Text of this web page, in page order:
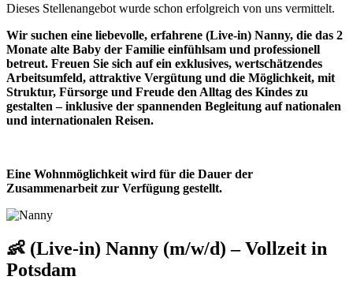
Dieses Stellenangebot wurde schon erfolgreich von uns vermittelt.
Wir suchen eine liebevolle, erfahrene (Live-in) Nanny, die das 2
Monate alte Baby der Familie einfühlsam und professionell
betreut. Freuen Sie sich auf ein exklusives, wertschätzendes
Arbeitsumfeld, attraktive Vergütung und die Möglichkeit, mit
Struktur, Fürsorge und Freude den Alltag des Kindes zu
gestalten – inklusive der spannenden Begleitung auf nationalen
und internationalen Reisen.
Eine Wohnmöglichkeit wird für die Dauer der
Zusammenarbeit zur Verfügung gestellt.
👶 (Live-in) Nanny (m/w/d) – Vollzeit in
Potsdam